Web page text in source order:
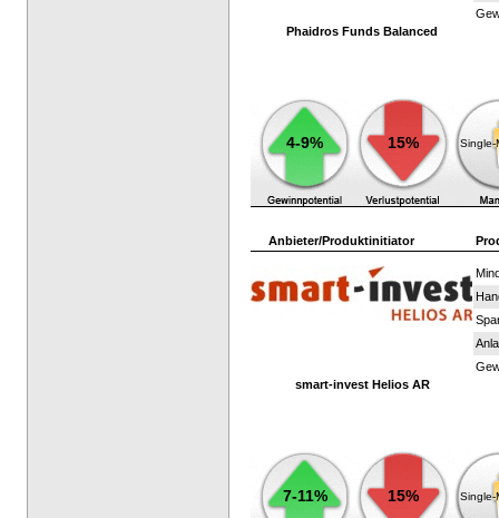
Phaidros Funds Balanced
4-9% 15% Single-
Anbieter/Produktinitiator
smart-invest Helios AR
7-11% 15% Single-